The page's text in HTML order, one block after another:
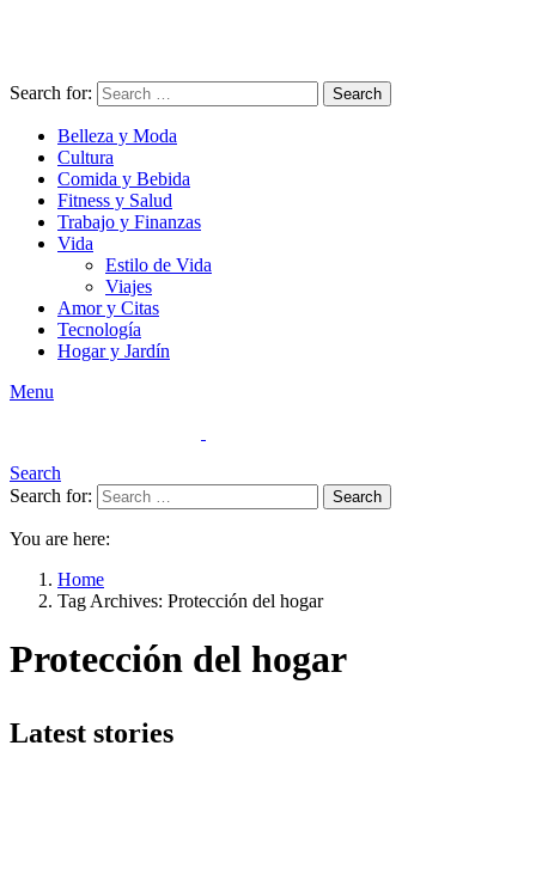
Search for: Search
Belleza y Moda
Cultura
Comida y Bebida
Fitness y Salud
Trabajo y Finanzas
Vida
Estilo de Vida
Viajes
Amor y Citas
Tecnología
Hogar y Jardín
Menu
Search
Search for:
Search
You are here:
Home
Tag Archives: Protección del hogar
Protección del hogar
Latest stories